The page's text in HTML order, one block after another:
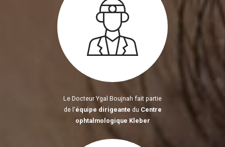
Le Docteur Ygal Boujnah fait partie
de l'équipe dirigeante du Centre
ophtalmologique Kleber